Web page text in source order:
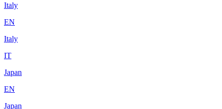
Italy
EN
Italy
IT
Japan
EN
Japan